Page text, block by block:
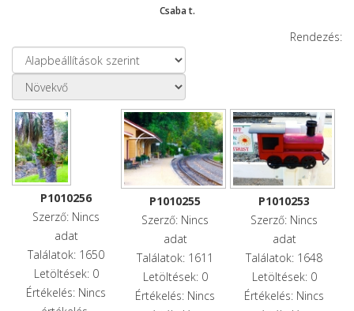
Csaba t.
Rendezés:
P1010256
Szerző: Nincs
adat
Találatok: 1650
Letöltések: 0
Értékelés: Nincs
P1010255
Szerző: Nincs
adat
Találatok: 1611
Letöltések: 0
Értékelés: Nincs
P1010253
Szerző: Nincs
adat
Találatok: 1648
Letöltések: 0
Értékelés: Nincs